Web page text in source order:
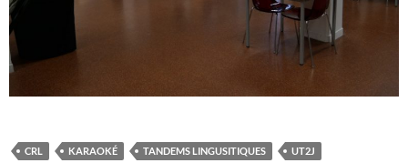
CRL KARAOKÉ TANDEMS LINGUSITIQUES UT2J